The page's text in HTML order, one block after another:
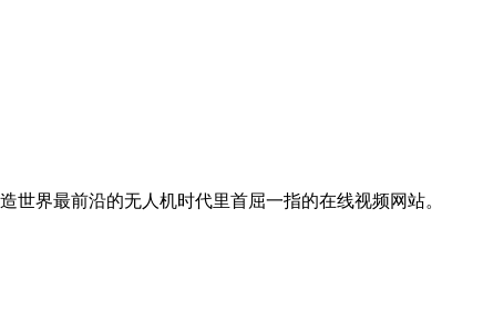
界最前沿的无人机时代里首屈一指的在线视频网站。